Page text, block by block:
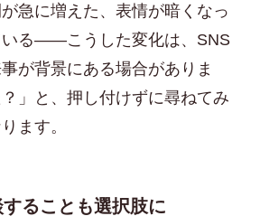
急に増えた、表情が暗くなっ
いる——こうした変化は、SNS
が背景にある場合がありま
」と、押し付けずに尋ねてみ
ます。
ることも選択肢に